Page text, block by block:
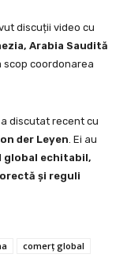
discuții video cu
Arabia Saudită
scop coordonarea
a discutat recent cu
der Leyen. Ei au
global echitabil,
și reguli
comerț global